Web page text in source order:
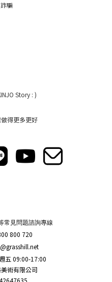
騙
Story : )
得更多更好
常見問題諮詢專線
800 720
五 09:00-17:00
術有限公司